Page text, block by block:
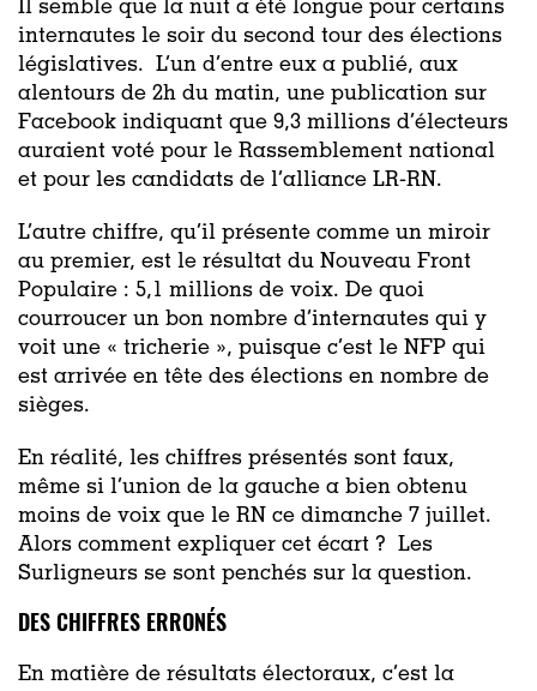
Il semble que la nuit a été longue pour certains
internautes le soir du second tour des élections
législatives. L’un d’entre eux a publié, aux
alentours de 2h du matin, une publication sur
Facebook indiquant que 9,3 millions d’électeurs
auraient voté pour le Rassemblement national
et pour les candidats de l’alliance LR-RN.
L’autre chiffre, qu’il présente comme un miroir
au premier, est le résultat du Nouveau Front
Populaire : 5,1 millions de voix. De quoi
courroucer un bon nombre d’internautes qui y
voit une « tricherie », puisque c’est le NFP qui
est arrivée en tête des élections en nombre de
sièges.
En réalité, les chiffres présentés sont faux,
même si l’union de la gauche a bien obtenu
moins de voix que le RN ce dimanche 7 juillet.
Alors comment expliquer cet écart ? Les
Surligneurs se sont penchés sur la question.
DES CHIFFRES ERRONÉS
En matière de résultats électoraux, c’est la